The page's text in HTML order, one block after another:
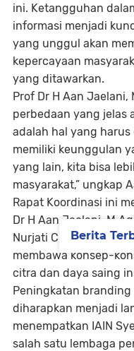
ini. Ketangguhan
informasi menjadi
yang unggul akan
kepercayaan
yang ditawarkan.
Prof Dr H Aan
perbedaan yang jelas
adalah hal yang harus
memiliki keunggulan
yang lain, kita bisa
masyarakat,” ungkap
Rapat Koordinasi ini
Dr H Aan Jaelani,
Nurjati Cirebon untuk
membawa konsep-
citra dan daya saing
Peningkatan
diharapkan menjadi
menempatkan IAIN
salah satu lembaga
Berita